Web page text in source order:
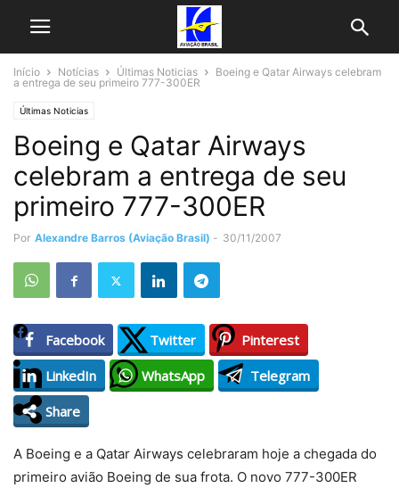
Início Notícias Últimas Noticias
Boeing e Qatar Airways celebram
a entrega de seu primeiro 777-300ER
Últimas Noticias
Boeing e Qatar Airways
celebram a entrega de seu
primeiro 777-300ER
Por Alexandre Barros (Aviação Brasil) - 30/11/2007
Facebook Twitter
Pinterest
LinkedIn
WhatsApp
Telegram
Share
A Boeing e a Qatar Airways celebraram hoje a chegada do
primeiro avião Boeing de sua frota. O novo 777-300ER